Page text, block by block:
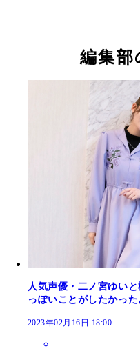
編集部
人気声優・二ノ宮ゆい
っぽいことがしたかっ
2023年02月16日 18:00